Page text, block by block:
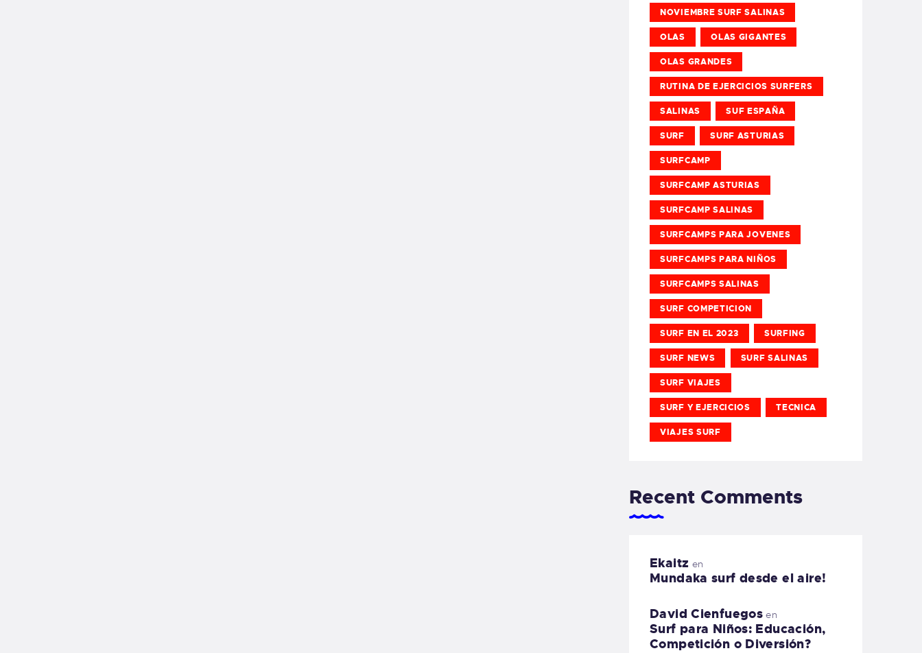
NOVIEMBRE SURF SALINAS
OLAS OLAS GIGANTES
OLAS GRANDES
RUTINA DE EJERCICIOS SURFERS
SALINAS SUF ESPAÑA
SURF SURF ASTURIAS
SURFCAMP
SURFCAMP ASTURIAS
SURFCAMP SALINAS
SURFCAMPS PARA JOVENES
SURFCAMPS PARA NIÑOS
SURFCAMPS SALINAS
SURF COMPETICION
SURF EN EL 2023 SURFING
SURF NEWS SURF SALINAS
SURF VIAJES
SURF Y EJERCICIOS TECNICA
VIAJES SURF
Recent Comments
Ekaitz en
Mundaka surf desde el aire!
David Cienfuegos en
Surf para Niños: Educación,
Competición o Diversión?